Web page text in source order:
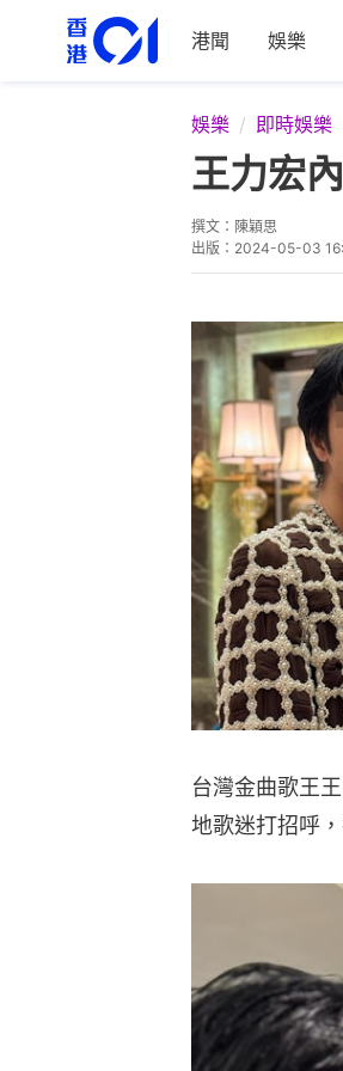
港聞 娛樂
娛樂 即時娛樂
王力宏
撰文： 陳穎思
出版： 2024-05-03
台灣金曲歌王
地歌迷打招呼